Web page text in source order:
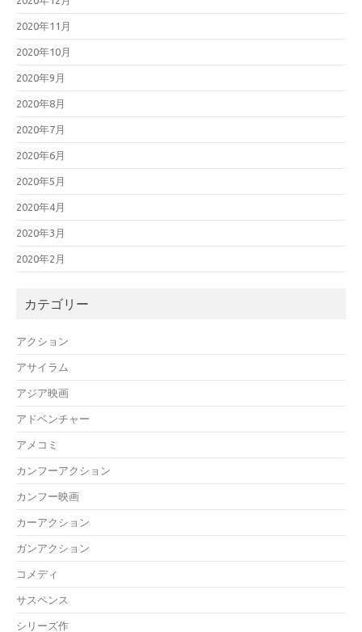
2020年11月
2020年10月
2020年9月
2020年8月
2020年7月
2020年6月
2020年5月
2020年4月
2020年3月
2020年2月
カテゴリー
アクション
アサイラム
アジア映画
アドベンチャー
アメコミ
カンフーアクション
カンフー映画
カーアクション
ガンアクション
コメディ
サスペンス
シリーズ作